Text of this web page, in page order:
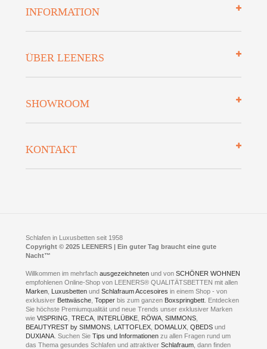
INFORMATION
Finanzierung
Datenschutz
ÜBER LEENERS
Preisgarantie
Presse
Jobs
SHOWROOM
Fotoalbum
Kontakt
KONTAKT
Neuer Showroom für unsere Onlineartikel.
Kontakt via:WhatsApp
Kontakt via:eMail
mögliche Zeiten für eine Showroom Terminreservierung
MO und DI geschlossen
MI - FR 11 bis 17 Uhr
SA 11 bis 15 Uhr
Schlafen in Luxusbetten seit 1958
Copyright © 2025 LEENERS | Ein guter Tag braucht eine gute
Nacht™
Willkommen im mehrfachausgezeichnetenund vonSCHÖNER WOHNEN
empfohlenen Online-Shop von LEENERS® QUALITÄTSBETTEN mit allen
Marken Luxusbetten undSchlafraum Accesoires in einem Shop - von
exklusiver Bettwäsche ,Topper bis zum ganzen Boxspringbett . Entdecken
Sie höchste Premiumqualität und neue Trends unser exklusiver Marken
wieVISPRING ,TRECA INTERLÜBKE RÖWA ,SIMMONS
BEAUTYREST by SIMMONS LATTOFLEX DOMALUX ,QBEDS und
DUXIANA . Suchen SieTips und Informationen zu allen Fragen rund um
das Thema gesundes Schlafen und attraktiverSchlafraum , dann finden